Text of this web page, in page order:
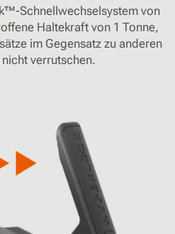
Schnellwechselsystem von
Haltekraft von 1 Tonne,
im Gegensatz zu anderen
verrutschen.